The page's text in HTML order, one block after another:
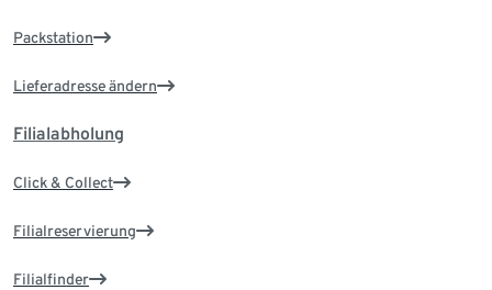
Packstation
Lieferadresse ändern
Filialabholung
Click & Collect
Filialreservierung
Filialfinder